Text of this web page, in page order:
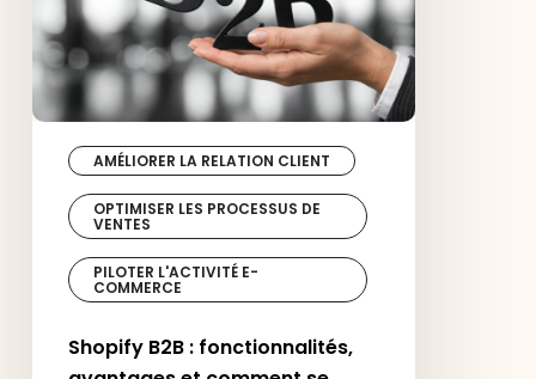
lancer
AMÉLIORER LA RELATION CLIENT
OPTIMISER LES PROCESSUS DE
VENTES
PILOTER L'ACTIVITÉ E-
COMMERCE
Shopify B2B : fonctionnalités,